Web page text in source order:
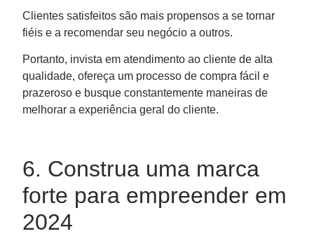
Clientes satisfeitos são mais propensos a se tornar
fiéis e a recomendar seu negócio a outros.
Portanto, invista em atendimento ao cliente de alta
qualidade, ofereça um processo de compra fácil e
prazeroso e busque constantemente maneiras de
melhorar a experiência geral do cliente.
6. Construa uma marca
forte para empreender em
2024